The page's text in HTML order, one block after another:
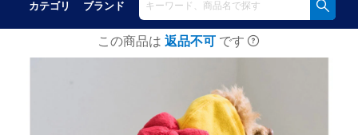
カテゴリ ブランド
この商品は 返品不可 です